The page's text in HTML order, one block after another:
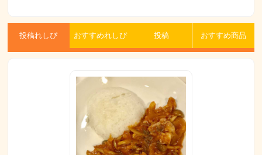
投稿れしぴ おすすめれしぴ 投稿 おすすめ商品